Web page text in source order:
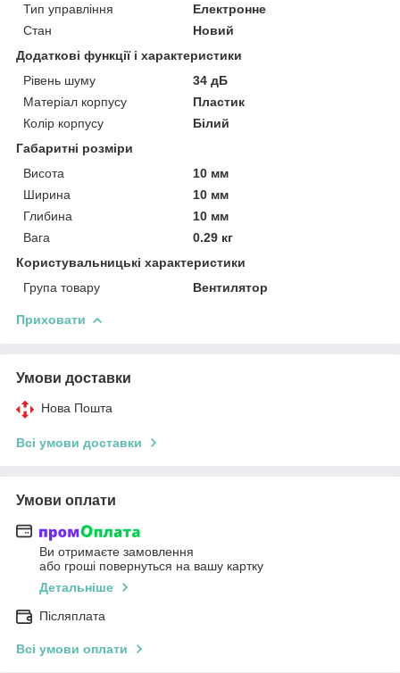
Тип управління
Електронне
Стан
Новий
Додаткові функції і характеристики
Рівень шуму
34 дБ
Матеріал корпусу
Пластик
Колір корпусу
Білий
Габаритні розміри
Висота
10 мм
Ширина
10 мм
Глибина
10 мм
Вага
0.29 кг
Користувальницькі характеристики
Група товару
Вентилятор
Приховати
Умови доставки
Нова Пошта
Всі умови доставки
Умови оплати
Ви отримаєте замовлення
або гроші повернуться на вашу картку
Детальніше
Післяплата
Всі умови оплати